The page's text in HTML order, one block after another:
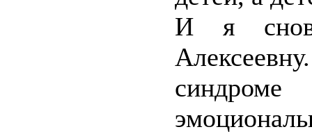
И я